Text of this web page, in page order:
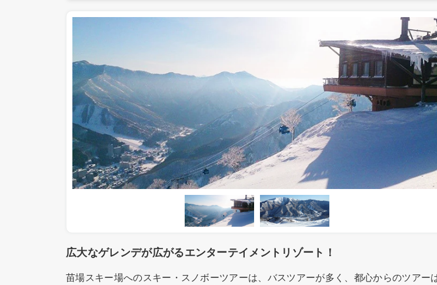
広大なゲレンデが広がるエンターテイメントリゾート！
苗場スキー場へのスキー・スノボーツアーは、バスツアーが多く、都心からのツア